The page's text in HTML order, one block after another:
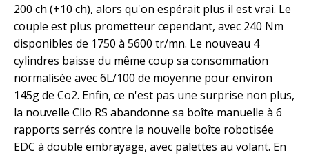
200 ch (+10 ch), alors qu'on espérait plus il est vrai. Le
couple est plus prometteur cependant, avec 240 Nm
disponibles de 1750 à 5600 tr/mn. Le nouveau 4
cylindres baisse du même coup sa consommation
normalisée avec 6L/100 de moyenne pour environ
145g de Co2. Enfin, ce n'est pas une surprise non plus,
la nouvelle Clio RS abandonne sa boîte manuelle à 6
rapports serrés contre la nouvelle boîte robotisée
EDC à double embrayage, avec palettes au volant. En